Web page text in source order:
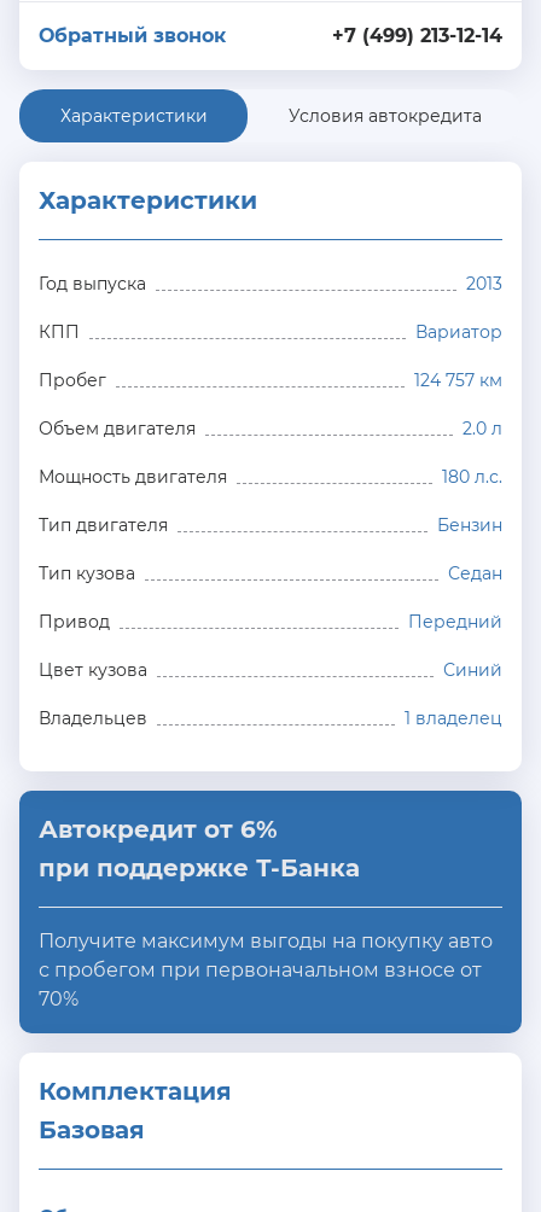
+7 (499) 213-12-14
Обратный звонок
Характеристики Условия автокредита
Характеристики
Год выпуска 2013
КПП Вариатор
Пробег 124 757 км
Объем двигателя 2.0 л
Мощность двигателя 180 л.с.
Тип двигателя Бензин
Тип кузова Седан
Привод Передний
Цвет кузова Синий
Владельцев 1 владелец
Автокредит от 6%
при поддержке Т-Банка
Получите максимум выгоды на покупку авто
с пробегом при первоначальном взносе от
70%
Комплектация
Базовая